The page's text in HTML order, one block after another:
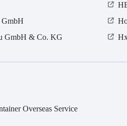
GmbH
GmbH & Co. KG
Overseas Service